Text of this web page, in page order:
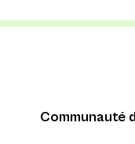
Communauté